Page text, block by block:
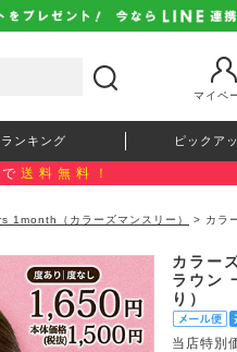
マイペ
ランキング ピックア
送料無料！
1month（カラーズマンスリー）
> カラ
カラー
ラウン
り）
当店特別